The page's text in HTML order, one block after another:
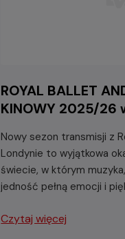
ROYAL BALLET
KINOWY 2025/26
Nowy sezon transmisji z
Londynie to wyjątkowa
świecie, w którym
jedność pełną emocji i
Czytaj więcej